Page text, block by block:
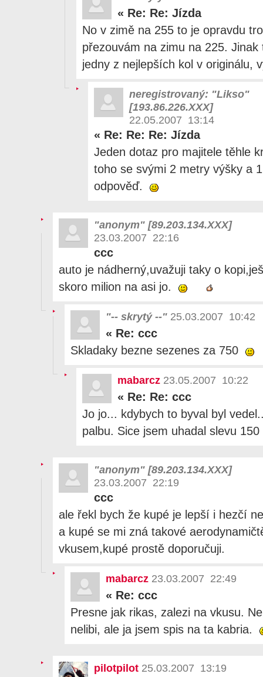
« Re: Re: Jízda
No v zimě na 255 to je opravdu
přezouvám na zimu na 225.
jedny z nejlepších kol v originálu,
neregistrovaný: "Likso"
[193.86.226.XXX]
22.05.2007 13:14
« Re: Re: Re: Jízda
Jeden dotaz pro majitele těhle
toho se svými 2 metry výšky a
odpověď.
"anonym" [89.203.134.XXX]
23.03.2007 22:16
ccc
auto je nádherný,uvažuji taky o
skoro milion na asi jo.
"-- skrytý --" 25.03.2007 10:42
« Re: ccc
Skladaky bezne sezenes za 750
mabarcz 23.05.2007 10:22
« Re: Re: ccc
Jo jo... kdybych to byval byl
palbu. Sice jsem uhadal slevu
"anonym" [89.203.134.XXX]
23.03.2007 22:19
ccc
ale řekl bych že kupé je lepší i hezčí
a kupé se mi zná takové
vkusem,kupé prostě doporučuji.
mabarcz 23.03.2007 22:49
« Re: ccc
Presne jak rikas, zalezi na vkusu.
nelibi, ale ja jsem spis na ta kabria.
pilotpilot 25.03.2007 13:19